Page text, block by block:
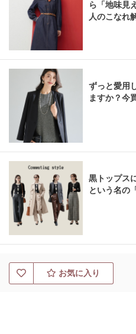
ら「地味見
人のこなれ
ずっと愛用
ますか？今
黒トップス
という名の
お気に入り